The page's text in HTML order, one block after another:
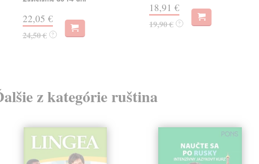
22,05 €
24,50 € ?
18,91 €
19,90 € ?
z kategórie ruština